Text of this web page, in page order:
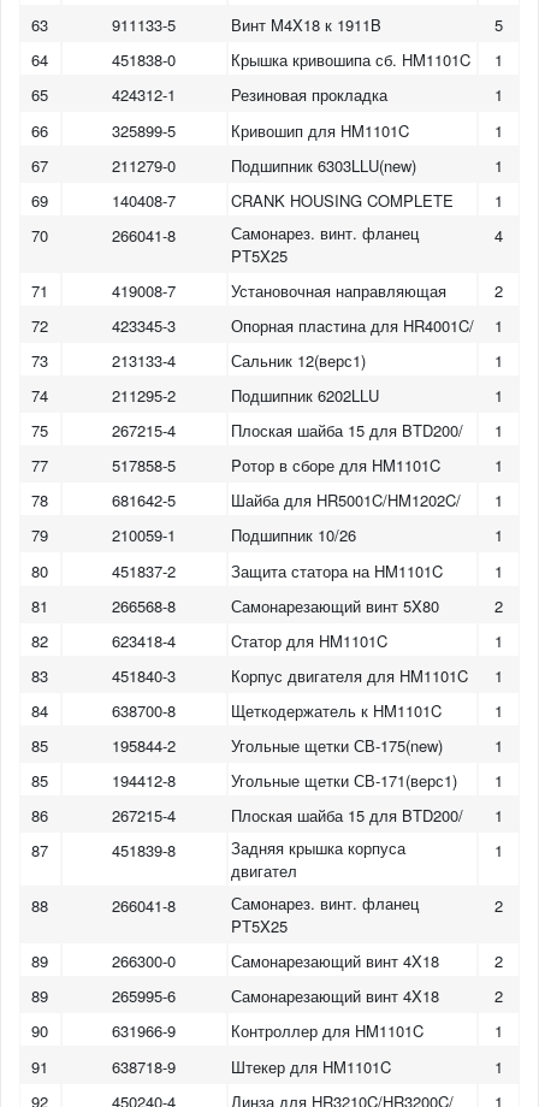
63
911133-5 Винт M4X18 к 1911B
5
64
451838-0 Крышка кривошипа сб. HM1101C
1
65
424312-1 Резиновая прокладка
1
66
325899-5 Кривошип для HM1101C
1
67
211279-0 Подшипник 6303LLU(new)
1
69
140408-7 CRANK HOUSING COMPLETE
1
70
266041-8
Самонарез. винт. фланец
PT5X25
4
71 419008-7 Установочная направляющая
2
72
423345-3 Опорная пластина для HR4001C/
1
73
213133-4 Сальник 12(верс1)
1
74
211295-2 Подшипник 6202LLU
1
75
267215-4 Плоская шайба 15 для BTD200/
1
77
517858-5 Pотор в сборе для HM1101C
1
78
681642-5 Шайба для HR5001C/HM1202C/
1
79
210059-1 Подшипник 10/26
1
80
451837-2 Защита статора на HM1101C
1
81
266568-8 Самонарезающий винт 5X80
2
82
623418-4 Cтатор для HM1101C
1
83
451840-3 Корпус двигателя для HM1101C
1
84
638700-8 Щеткодержатель к HM1101C
1
85
195844-2 Угольные щетки СВ-175(new)
1
85
194412-8 Угольные щетки СВ-171(верс1)
1
86
267215-4 Плоская шайба 15 для BTD200/
1
87
451839-8
Задняя крышка корпуса
двигател
1
88 266041-8
Самонарез. винт. фланец
PT5X25
2
89 266300-0 Самонарезающий винт 4X18
2
89
265995-6 Самонарезающий винт 4X18
2
90
631966-9 Контроллер для HM1101C
1
91
638718-9 Штекер для HM1101C
1
92
450240-4 Линза для HR3210C/HR3200C/
1